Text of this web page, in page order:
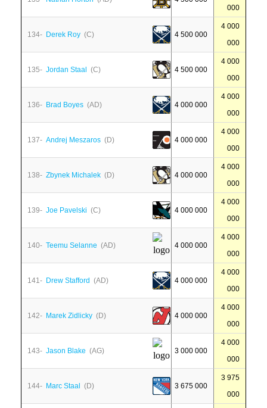
000
134- Derek Roy (C) 4 500 000
4 000
000
135- Jordan Staal (C) 4 500 000
4 000
000
136- Brad Boyes (AD) 4 000 000
4 000
000
137- Andrej Meszaros (D) 4 000 000
4 000
000
138- Zbynek Michalek (D) 4 000 000
4 000
000
139- Joe Pavelski (C) 4 000 000
4 000
000
140- Teemu Selanne (AD) 4 000 000
4 000
000
141- Drew Stafford (AD) 4 000 000
4 000
000
142- Marek Zidlicky (D) 4 000 000
4 000
000
143- Jason Blake (AG) 3 000 000
4 000
000
144- Marc Staal (D) 3 675 000
3 975
000